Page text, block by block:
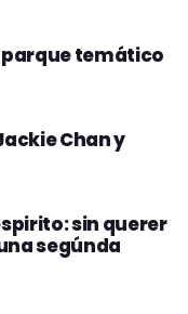
temático
Chan y
sin querer
segúnda